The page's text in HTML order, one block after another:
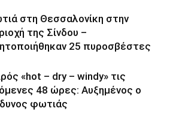
στη Θεσσαλονίκη στην
της Σίνδου –
25 πυροσβέστες
«hot – dry – windy» τις
48 ώρες: Αυξημένος ο
φωτιάς